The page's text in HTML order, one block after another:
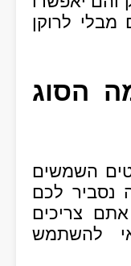
לרוקן
הסוג
השמשים
נסביר לכם
צריכים
להשתמש